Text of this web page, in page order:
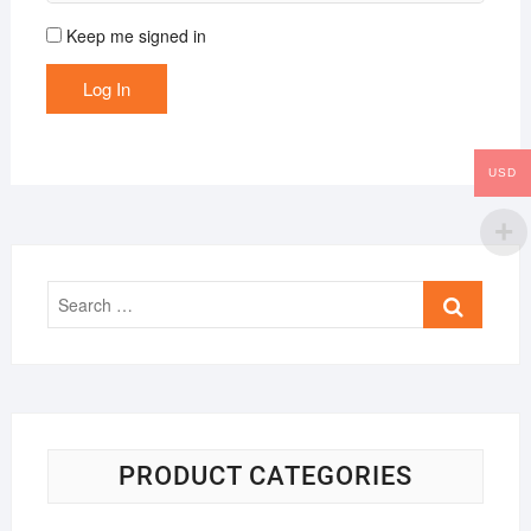
Keep me signed in
Log In
Search
PRODUCT CATEGORIES
USD